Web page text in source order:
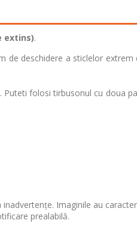
extins).
de deschidere a sticlelor extrem
folosi tirbusonul cu doua
Imaginile au caracter
prealabilă.